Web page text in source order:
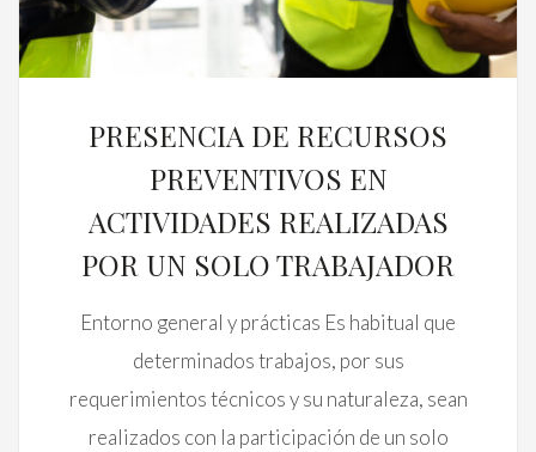
PRESENCIA DE RECURSOS
PREVENTIVOS EN
ACTIVIDADES REALIZADAS
POR UN SOLO TRABAJADOR
Entorno general y prácticas Es habitual que
determinados trabajos, por sus
requerimientos técnicos y su naturaleza, sean
realizados con la participación de un solo